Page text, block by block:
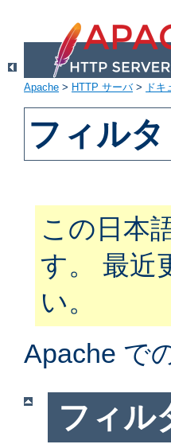
Apache > HTTP サーバ> ドキ
フィルタ
この日本
す。 最近
い。
Apache で
フィル